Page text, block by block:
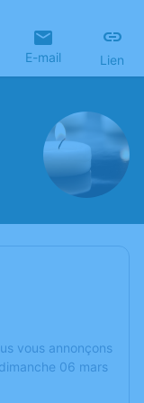
E-mail Lien
vous annonçons
06 mars